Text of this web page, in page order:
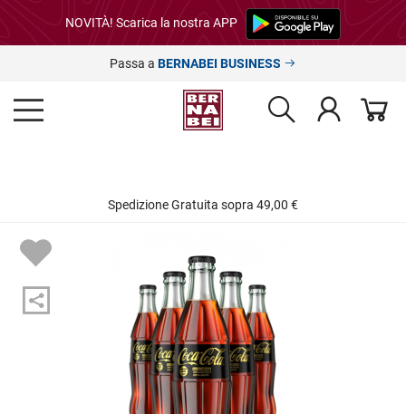
NOVITÀ! Scarica la nostra APP
Passa a BERNABEI BUSINESS
Spedizione Gratuita sopra 49,00 €